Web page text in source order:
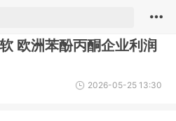
欧洲苯酚丙酮企业利润
2026-05-25 13:30